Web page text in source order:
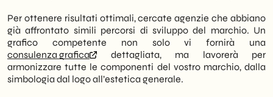
Per ottenere risultati ottimali, cercate agenzie che abbiano
già affrontato simili percorsi di sviluppo del marchio. Un
grafico competente non solo vi fornirà una
consulenza grafica
dettagliata, ma lavorerà per
armonizzare tutte le componenti del vostro marchio, dalla
simbologia dal logo all’estetica generale.